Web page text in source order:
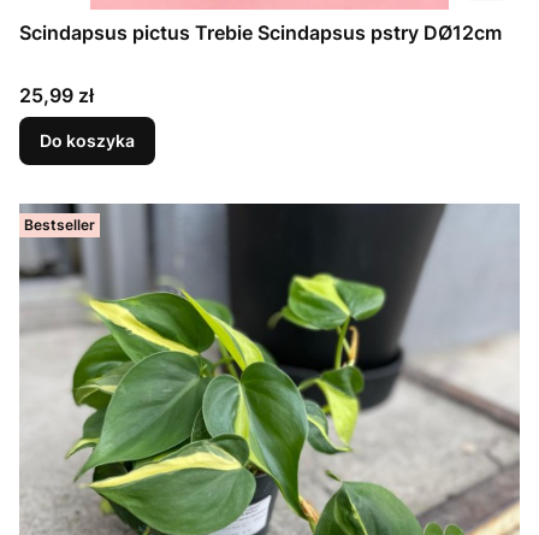
Scindapsus pictus Trebie Scindapsus pstry DØ12cm
Cena
25,99 zł
Do koszyka
Bestseller